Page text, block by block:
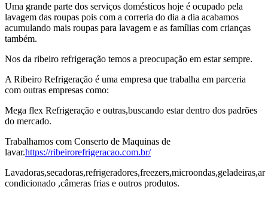
Uma grande parte dos serviços domésticos hoje é ocupado pela
lavagem das roupas pois com a correria do dia a dia acabamos
acumulando mais roupas para lavagem e as famílias com crianças
também.
Nos da ribeiro refrigeração temos a preocupação em estar sempre.
A Ribeiro Refrigeração é uma empresa que trabalha em parceria
com outras empresas como:
Mega flex Refrigeração e outras,buscando estar dentro dos padrões
do mercado.
Trabalhamos com Conserto de Maquinas de
lavar.https://ribeirorefrigeracao.com.br/
Lavadoras,secadoras,refrigeradores,freezers,microondas,geladeiras,ar
condicionado ,câmeras frias e outros produtos.